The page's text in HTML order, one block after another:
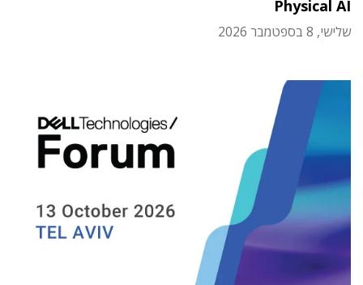
Physical AI
שלישי, 8 בספטמבר 2026